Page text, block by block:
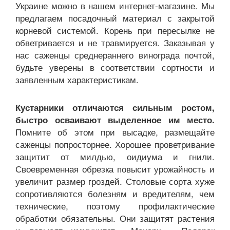
Украине можно в нашем интернет-магазине. Мы
предлагаем посадочный материал с закрытой
корневой системой. Корень при пересылке не
обветривается и не травмируется. Заказывая у
нас саженцы среднераннего винограда почтой,
будьте уверены в соответствии сортности и
заявленным характеристикам.
Кустарники отличаются сильным ростом,
быстро осваивают выделенное им место.
Помните об этом при высадке, размещайте
саженцы попросторнее. Хорошее проветривание
защитит от милдью, оидиума и гнили.
Своевременная обрезка повысит урожайность и
увеличит размер гроздей. Столовые сорта хуже
сопротивляются болезням и вредителям, чем
технические, поэтому профилактические
обработки обязательны. Они защитят растения